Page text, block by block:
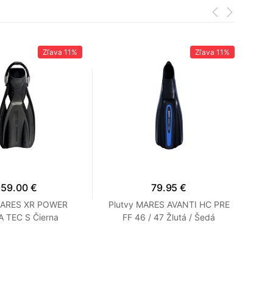
Zľava 11%
€
XR POWER
TEC S Čierna
Zľava 11%
79.95 €
Plutvy MARES AVANTI HC PRE
FF 46 / 47 Žlutá / Šedá